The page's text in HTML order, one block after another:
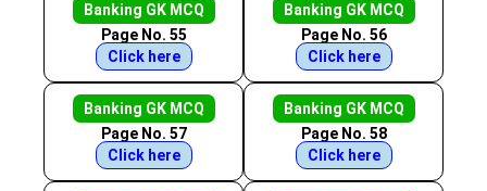
Banking GK MCQ
Page No. 55
Click here
Banking GK MCQ
Page No. 56
Click here
Banking GK MCQ
Page No. 57
Click here
Banking GK MCQ
Page No. 58
Click here